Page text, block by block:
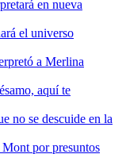
en nueva
el universo
a Merlina
aquí te
no se descuide en la
por presuntos